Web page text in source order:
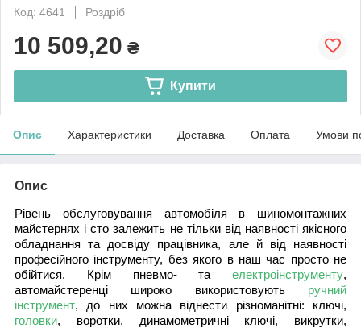
Код: 4641
Роздріб
10 509,20 ₴
Купити
Опис Характеристики Доставка Оплата Умови
Опис
Рівень обслуговування автомобіля в шиномонтажних
майстернях і сто залежить не тільки від наявності якісного
обладнання та досвіду працівника, але й від наявності
професійного інструменту, без якого в наш час просто не
обійтися. Крім пневмо- та електроінструменту,
автомайстеренці широко використовують ручний
інструмент, до них можна віднести різноманітні: ключі,
головки, воротки, динамометричні ключі, викрутки,